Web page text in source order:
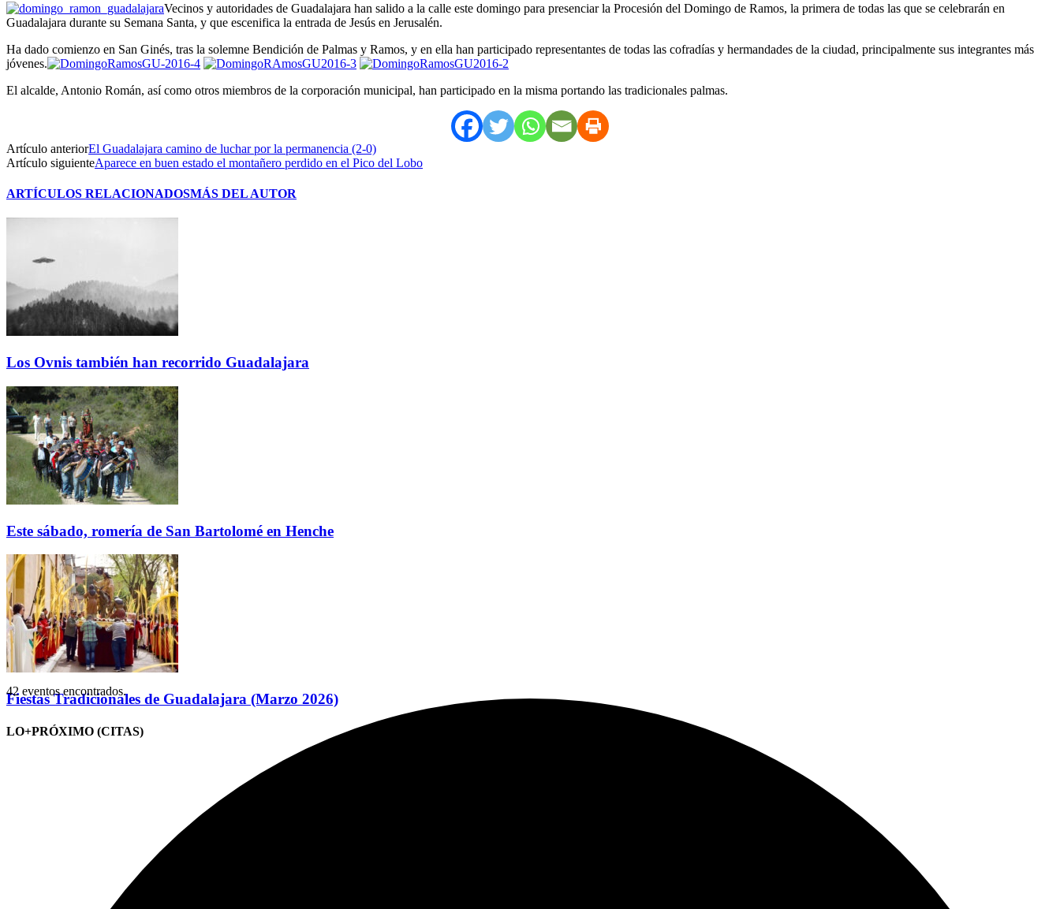
Vecinos y autoridades de Guadalajara han salido a la calle este domingo para presenciar la Procesión del Domingo de Ramos, la primera de todas las que se celebrarán en
Guadalajara durante su Semana Santa, y que escenifica la entrada de Jesús en Jerusalén.
Ha dado comienzo en San Ginés, tras la solemne Bendición de Palmas y Ramos, y en ella han participado representantes de todas las cofradías y hermandades de la ciudad, principalmente sus integrantes más
jóvenes.
El alcalde, Antonio Román, así como otros miembros de la corporación municipal, han participado en la misma portando las tradicionales palmas.
Artículo anteriorEl Guadalajara camino de luchar por la permanencia (2-0)
Artículo siguienteAparece en buen estado el montañero perdido en el Pico del Lobo
ARTÍCULOS RELACIONADOSMÁS DEL AUTOR
Los Ovnis también han recorrido Guadalajara
Este sábado, romería de San Bartolomé en Henche
Fiestas Tradicionales de Guadalajara (Marzo 2026)
LO+PRÓXIMO (CITAS)
42 eventos encontrados.